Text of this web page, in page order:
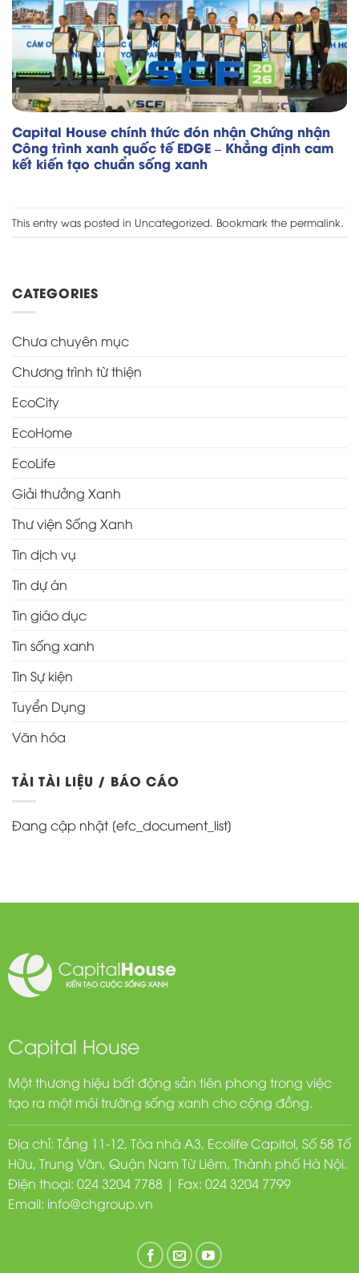
Capital House chính thức đón nhận Chứng nhận
Công trình xanh quốc tế EDGE – Khẳng định cam
kết kiến tạo chuẩn sống xanh
This entry was posted in Uncategorized. Bookmark the permalink.
CATEGORIES
Chưa chuyên mục
Chương trình từ thiện
EcoCity
EcoHome
EcoLife
Giải thưởng Xanh
Thư viện Sống Xanh
Tin dịch vụ
Tin dự án
Tin giáo dục
Tin sống xanh
Tin Sự kiện
Tuyển Dụng
Văn hóa
TẢI TÀI LIỆU / BÁO CÁO
Đang cập nhật [efc_document_list]
Capital House
Một thương hiệu bất động sản tiên phong trong việc
tạo ra một môi trường sống xanh cho cộng đồng.
Địa chỉ: Tầng 11-12, Tòa nhà A3, Ecolife Capitol, Số 58 Tố
Hữu, Trung Văn, Quận Nam Từ Liêm, Thành phố Hà Nội.
Điện thoại: 024 3204 7788 | Fax: 024 3204 7799
Email: info@chgroup.vn